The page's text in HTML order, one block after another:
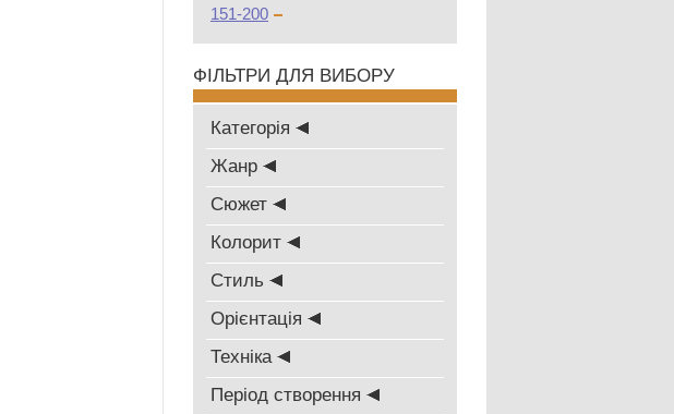
151-200
ФІЛЬТРИ ДЛЯ ВИБОРУ
Категорія
Жанр
Сюжет
Колорит
Стиль
Oрієнтація
Техніка
Період створення